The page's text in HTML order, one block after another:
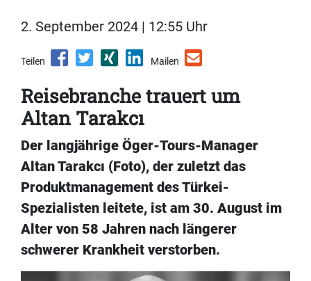
2. September 2024 | 12:55 Uhr
Teilen Mailen
Reisebranche trauert um
Altan Tarakcı
Der langjährige Öger-Tours-Manager
Altan Tarakcı (Foto), der zuletzt das
Produktmanagement des Türkei-
Spezialisten leitete, ist am 30. August im
Alter von 58 Jahren nach längerer
schwerer Krankheit verstorben.